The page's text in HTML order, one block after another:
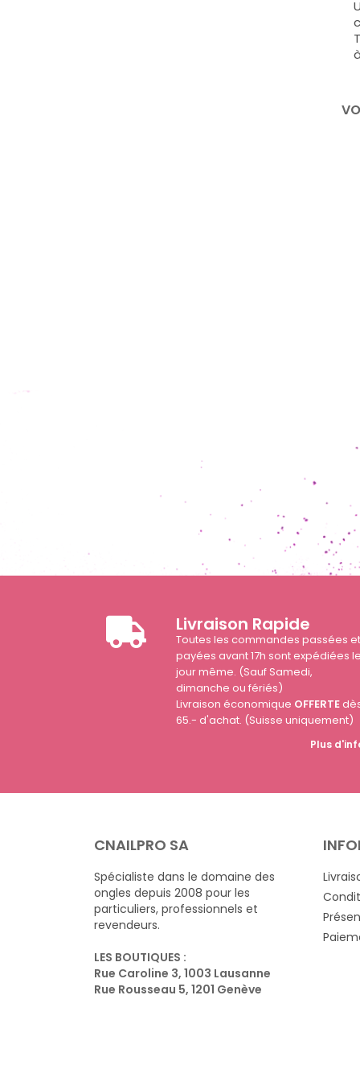
Livraison Rapide
Toutes les commandes passées et
payées avant 17h sont expédiées le
jour même. (Sauf Samedi,
dimanche ou fériés)
Livraison économique OFFERTE
65.- d'achat. (Suisse uniquement)
Plus
CNAILPRO SA
Spécialiste dans le domaine des
ongles depuis 2008 pour les
particuliers, professionnels et
revendeurs.
LES BOUTIQUES :
Rue Caroline 3, 1003 Lausanne
Rue Rousseau 5, 1201 Genève